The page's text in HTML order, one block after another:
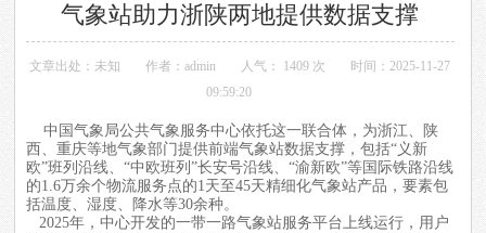
气象站助力浙陕两地提供数据支撑
文章出处：未知 作者：admin 人气： 1409 次
时间：2025-11-27
09:59:20
中国气象局公共气象服务中心依托这一联合体，为浙江、陕
西、重庆等地气象部门提供前端气象站数据支撑，包括“义新
欧”班列沿线、“中欧班列”长安号沿线、“渝新欧”等国际铁路沿线
的1.6万余个物流服务点的1天至45天精细化气象站产品，要素包
括温度、湿度、降水等30余种。
2025年，中心开发的一带一路气象站服务平台上线运行，用户